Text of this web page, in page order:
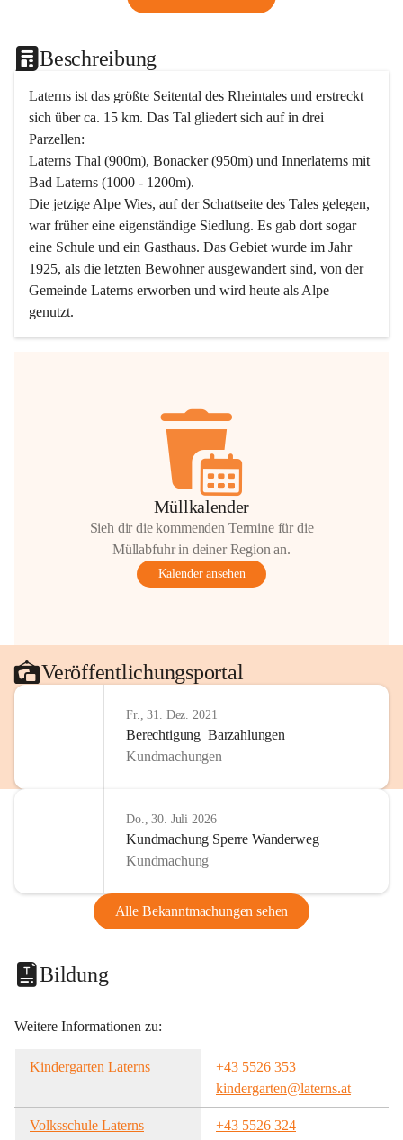
Beschreibung
Laterns ist das größte Seitental des Rheintales und erstreckt
sich über ca. 15 km. Das Tal gliedert sich auf in drei
Parzellen:
Laterns Thal (900m), Bonacker (950m) und Innerlaterns mit
Bad Laterns (1000 - 1200m).
Die jetzige Alpe Wies, auf der Schattseite des Tales gelegen,
war früher eine eigenständige Siedlung. Es gab dort sogar
eine Schule und ein Gasthaus. Das Gebiet wurde im Jahr
1925, als die letzten Bewohner ausgewandert sind, von der
Gemeinde Laterns erworben und wird heute als Alpe
genutzt.
Müllkalender
Sieh dir die kommenden Termine für die
Müllabfuhr in deiner Region an.
Kalender ansehen
Veröffentlichungsportal
Fr., 31. Dez. 2021
Berechtigung_Barzahlungen
Kundmachungen
Do., 30. Juli 2026
Kundmachung Sperre Wanderweg
Kundmachung
Alle Bekanntmachungen sehen
Bildung
Weitere Informationen zu:
Kindergarten Laterns
+43 5526 353
kindergarten@laterns.at
Volksschule Laterns
+43 5526 324